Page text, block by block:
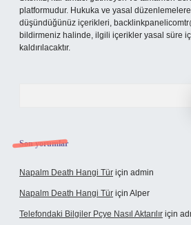
platformudur. Hukuka ve yasal düzenlemelere
düşündüğünüz içerikleri,
bildirmeniz halinde, ilgili içerikler yasal süre
kaldırılacaktır.
Son yorumlar
Napalm Death Hangi Tür için admin
Napalm Death Hangi Tür için Alper
Telefondaki Bilgiler Pcye Nasıl Aktarılır için